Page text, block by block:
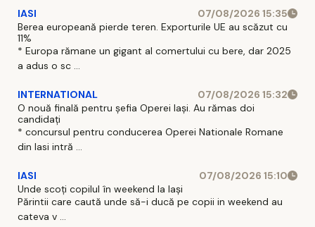
IASI
07/08/2026 15:35
Berea europeană pierde teren. Exporturile UE au scăzut cu
11%
* Europa rămane un gigant al comertului cu bere, dar 2025
a adus o sc ...
INTERNATIONAL
07/08/2026 15:32
O nouă finală pentru șefia Operei Iași. Au rămas doi
candidați
* concursul pentru conducerea Operei Nationale Romane
din Iasi intră ...
IASI
07/08/2026 15:10
Unde scoți copilul în weekend la Iași
Părintii care caută unde să-i ducă pe copii in weekend au
cateva v ...